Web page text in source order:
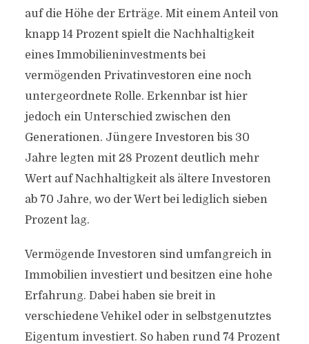
auf die Höhe der Erträge. Mit einem Anteil von
knapp 14 Prozent spielt die Nachhaltigkeit
eines Immobilieninvestments bei
vermögenden Privatinvestoren eine noch
untergeordnete Rolle. Erkennbar ist hier
jedoch ein Unterschied zwischen den
Generationen. Jüngere Investoren bis 30
Jahre legten mit 28 Prozent deutlich mehr
Wert auf Nachhaltigkeit als ältere Investoren
ab 70 Jahre, wo der Wert bei lediglich sieben
Prozent lag.
Vermögende Investoren sind umfangreich in
Immobilien investiert und besitzen eine hohe
Erfahrung. Dabei haben sie breit in
verschiedene Vehikel oder in selbstgenutztes
Eigentum investiert. So haben rund 74 Prozent